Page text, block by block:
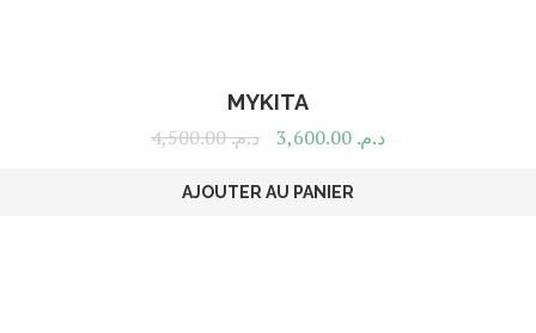
MYKITA
د.م.4,500.00 د.م.
AJOUTER AU PANIER